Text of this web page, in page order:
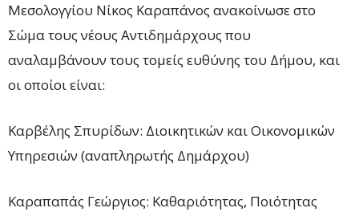
Μεσολογγίου Νίκος Καραπάνος ανακοίνωσε στο
Σώμα τους νέους Αντιδημάρχους που
αναλαμβάνουν τους τομείς ευθύνης του Δήμου, και
οι οποίοι είναι:
Καρβέλης Σπυρίδων: Διοικητικών και Οικονομικών
Υπηρεσιών (αναπληρωτής Δημάρχου)
Καραπαπάς Γεώργιος: Καθαριότητας, Ποιότητας